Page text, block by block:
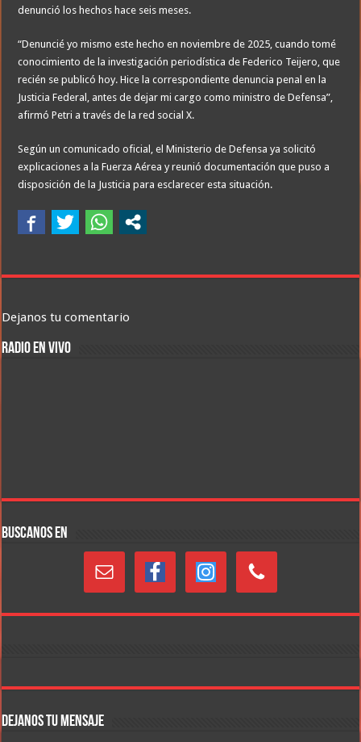
denunció los hechos hace seis meses.
“Denuncié yo mismo este hecho en noviembre de 2025, cuando tomé
conocimiento de la investigación periodística de Federico Teijero, que
recién se publicó hoy. Hice la correspondiente denuncia penal en la
Justicia Federal, antes de dejar mi cargo como ministro de Defensa”,
afirmó Petri a través de la red social X.
Según un comunicado oficial, el Ministerio de Defensa ya solicitó
explicaciones a la Fuerza Aérea y reunió documentación que puso a
disposición de la Justicia para esclarecer esta situación.
Dejanos tu comentario
RADIO EN VIVO
BUSCANOS EN
DEJANOS TU MENSAJE